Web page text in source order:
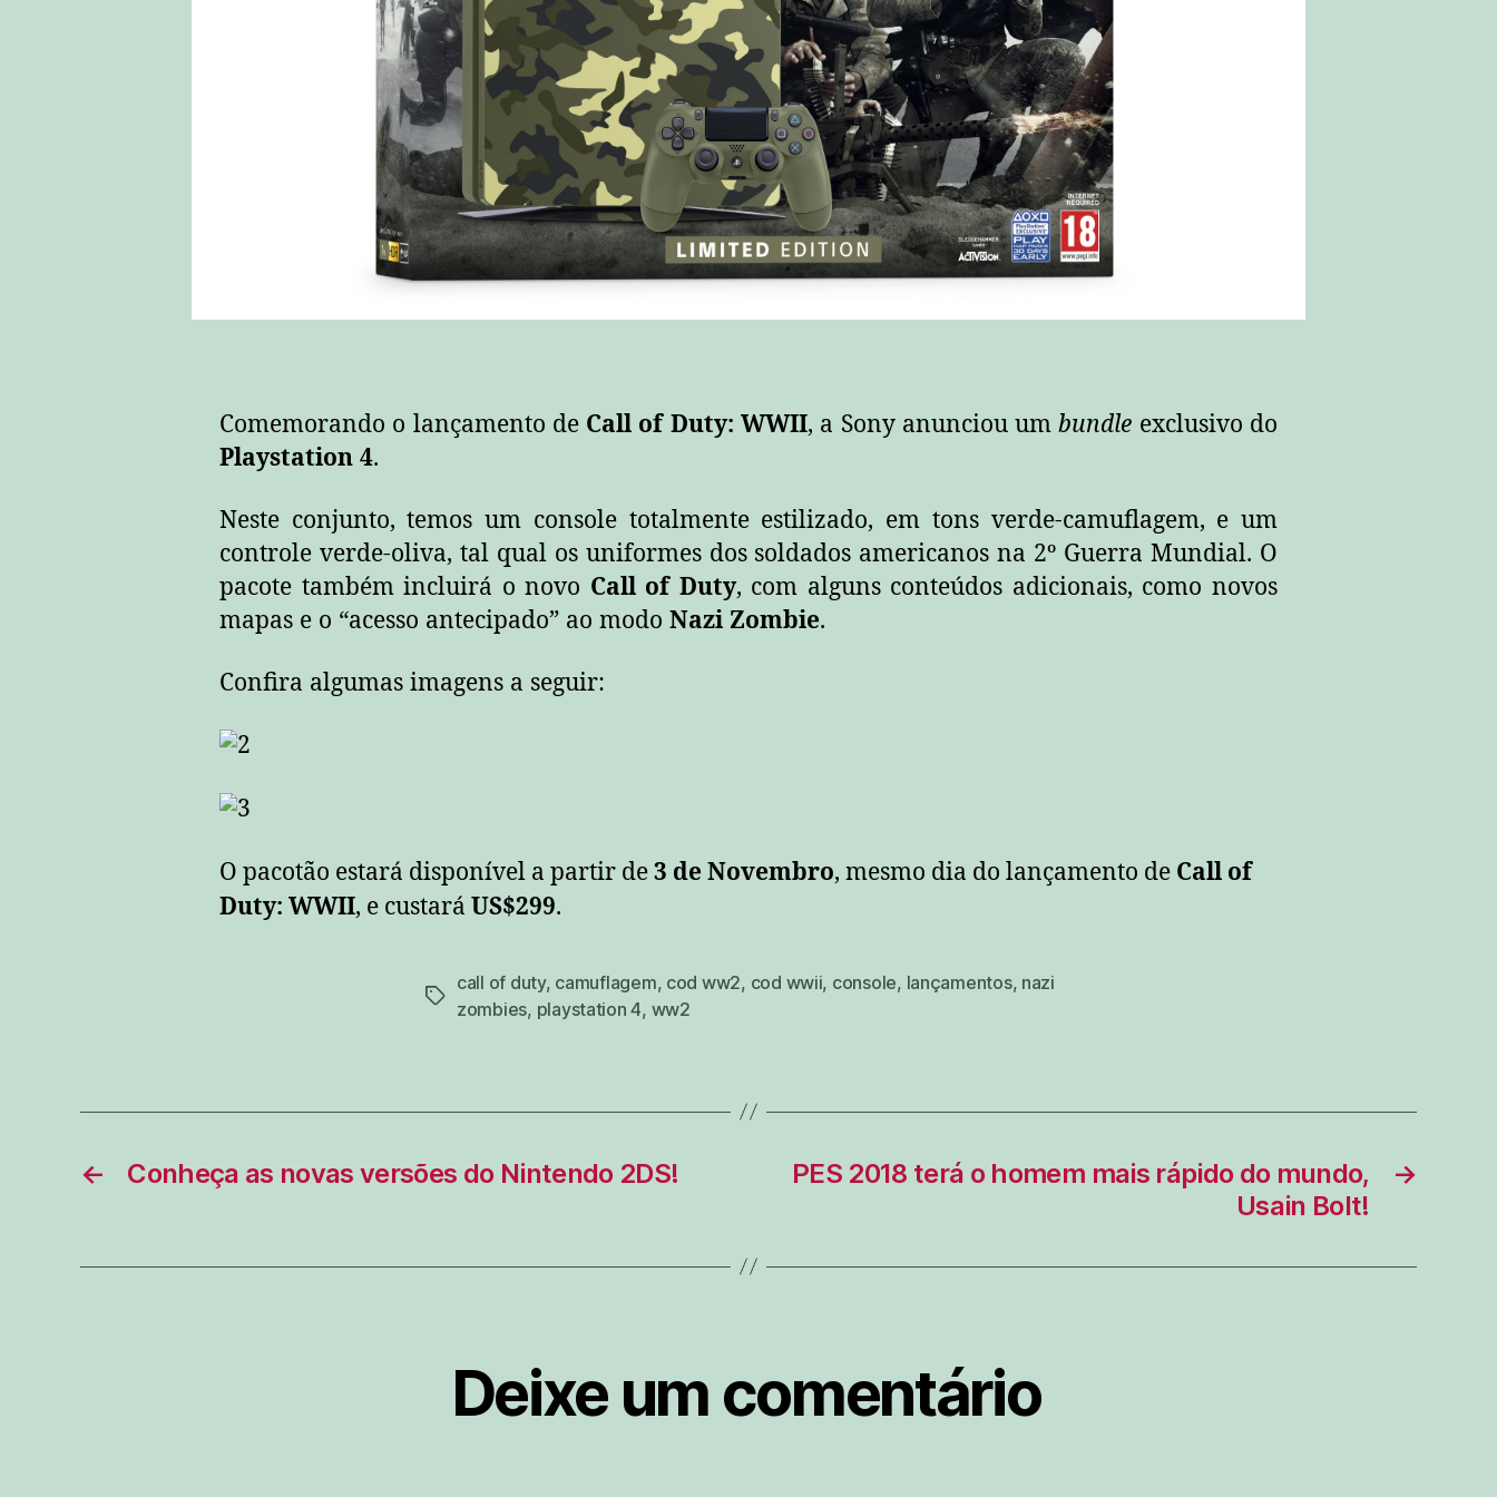
Comemorando o lançamento de Call of Duty: WWII, a Sony anunciou umbundle exclusivo do
Playstation 4.
Neste conjunto, temos um console totalmente estilizado, em tons verde-camuflagem, e um
controle verde-oliva, tal qual os uniformes dos soldados americanos na 2º Guerra Mundial. O
pacote também incluirá o novo Call of Duty, com alguns conteúdos adicionais, como novos
mapas e o “acesso antecipado” ao modo Nazi Zombie.
Confira algumas imagens a seguir:
O pacotão estará disponível a partir de3 de Novembro, mesmo dia do lançamento de Call of
Duty: WWII, e custará US$299.
tags
call of duty, camuflagem, cod ww2, cod wwii, console, lançamentos, nazi
zombies, playstation 4, ww2
← Conheça as novas versões do Nintendo 2DS! →
PES 2018 terá o homem mais rápido do mundo,
Usain Bolt!
Deixe um comentário